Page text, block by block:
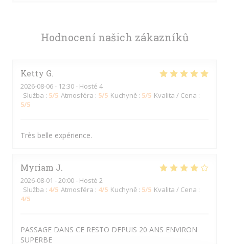
Hodnocení našich zákazníků
Ketty G
2026-08-06- 12:30 - Hosté 4
Služba : 5/5 Atmosféra : 5/5 Kuchyně : 5/5 Kvalita / Cena :
5/5
Très belle expérience.
Myriam J
2026-08-01 - 20:00 - Hosté 2
Služba : 4/5 Atmosféra : 4/5 Kuchyně : 5/5 Kvalita / Cena :
4/5
PASSAGE DANS CE RESTO DEPUIS 20 ANS ENVIRON
SUPERBE